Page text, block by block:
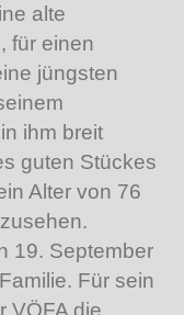
alte
für einen
jüngsten
ihm breit
guten Stückes
Alter von 76
19. September
Für sein
VÖFA die